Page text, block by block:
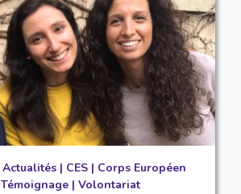
Actualités| CES| Corps Européen
Témoignage| Volontariat